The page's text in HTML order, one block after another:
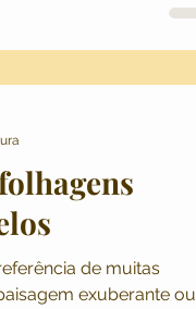
de muitas
exuberante ou